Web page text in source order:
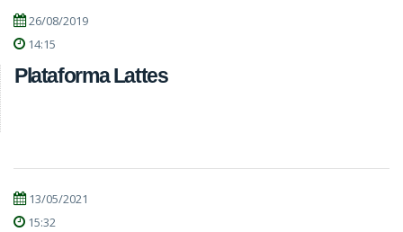
26/08/2019
14:15
Plataforma Lattes
13/05/2021
15:32